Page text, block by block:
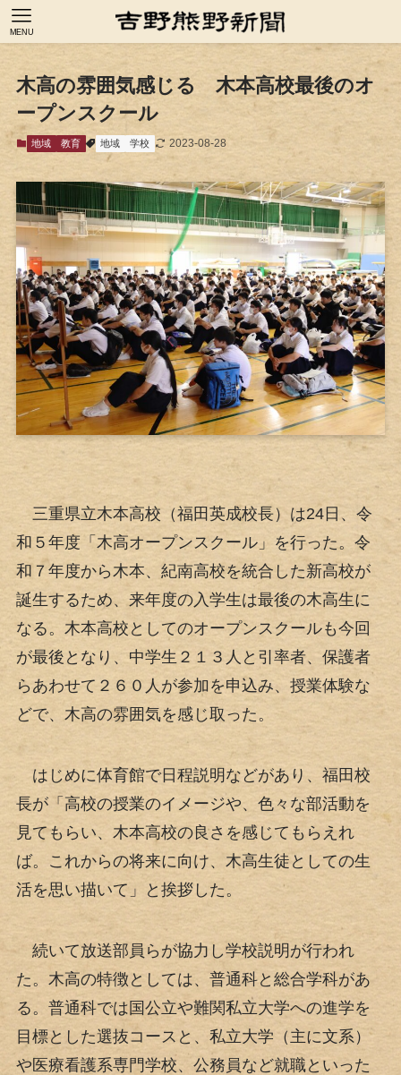
MENU
木高の雰囲気感じる 木本高校最後のオ
ープンスクール
地域 教育 地域 学校 2023-08-28
三重県立木本高校（福田英成校長）は24日、令
和５年度「木高オープンスクール」を行った。令
和７年度から木本、紀南高校を統合した新高校が
誕生するため、来年度の入学生は最後の木高生に
なる。木本高校としてのオープンスクールも今回
が最後となり、中学生２１３人と引率者、保護者
らあわせて２６０人が参加を申込み、授業体験な
どで、木高の雰囲気を感じ取った。
はじめに体育館で日程説明などがあり、福田校
長が「高校の授業のイメージや、色々な部活動を
見てもらい、木本高校の良さを感じてもらえれ
ば。これからの将来に向け、木高生徒としての生
活を思い描いて」と挨拶した。
続いて放送部員らが協力し学校説明が行われ
た。木高の特徴としては、普通科と総合学科があ
る。普通科では国公立や難関私立大学への進学を
目標とした選抜コースと、私立大学（主に文系）
や医療看護系専門学校、公務員など就職といった